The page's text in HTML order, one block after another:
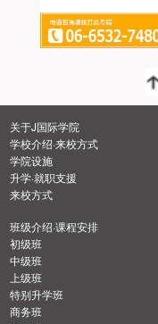
关于J国际学院
学校介绍·来校方式
学院设施
升学·就职支援
来校方式
班级介绍·课程安排
初级班
中级班
上级班
特别升学班
商务班